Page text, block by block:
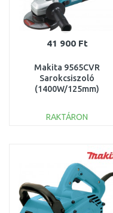
41 900 Ft
Makita 9565CVR
Sarokcsiszoló
(1400W/125mm)
RAKTÁRON
Összehasonlítás